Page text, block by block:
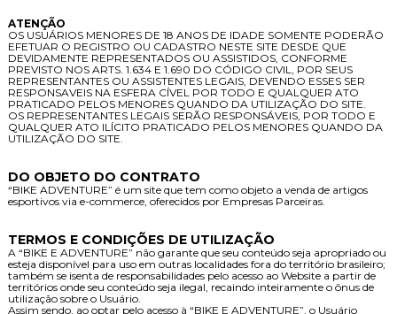
ATENÇÃO
OS USUÁRIOS MENORES DE 18 ANOS DE IDADE SOMENTE PODERÃO
EFETUAR O REGISTRO OU CADASTRO NESTE SITE DESDE QUE
DEVIDAMENTE REPRESENTADOS OU ASSISTIDOS, CONFORME
PREVISTO NOS ARTS. 1.634 E 1.690 DO CÓDIGO CIVIL, POR SEUS
REPRESENTANTES OU ASSISTENTES LEGAIS, DEVENDO ESSES SER
RESPONSAVEIS NA ESFERA CÍVEL POR TODO E QUALQUER ATO
PRATICADO PELOS MENORES QUANDO DA UTILIZAÇÃO DO SITE.
OS REPRESENTANTES LEGAIS SERÃO RESPONSÁVEIS, POR TODO E
QUALQUER ATO ILÍCITO PRATICADO PELOS MENORES QUANDO DA
UTILIZAÇÃO DO SITE.
DO OBJETO DO CONTRATO
“BIKE ADVENTURE” é um site que tem como objeto a venda de artigos
esportivos via e-commerce, oferecidos por Empresas Parceiras.
TERMOS E CONDIÇÕES DE UTILIZAÇÃO
A “BIKE E ADVENTURE” não garante que seu conteúdo seja apropriado ou
esteja disponível para uso em outras localidades fora do território brasileiro;
também se isenta de responsabilidades pelo acesso ao Website a partir de
territórios onde seu conteúdo seja ilegal, recaindo inteiramente o ônus de
utilização sobre o Usuário.
Assim sendo, ao optar pelo acesso à “BIKE E ADVENTURE”, o Usuário